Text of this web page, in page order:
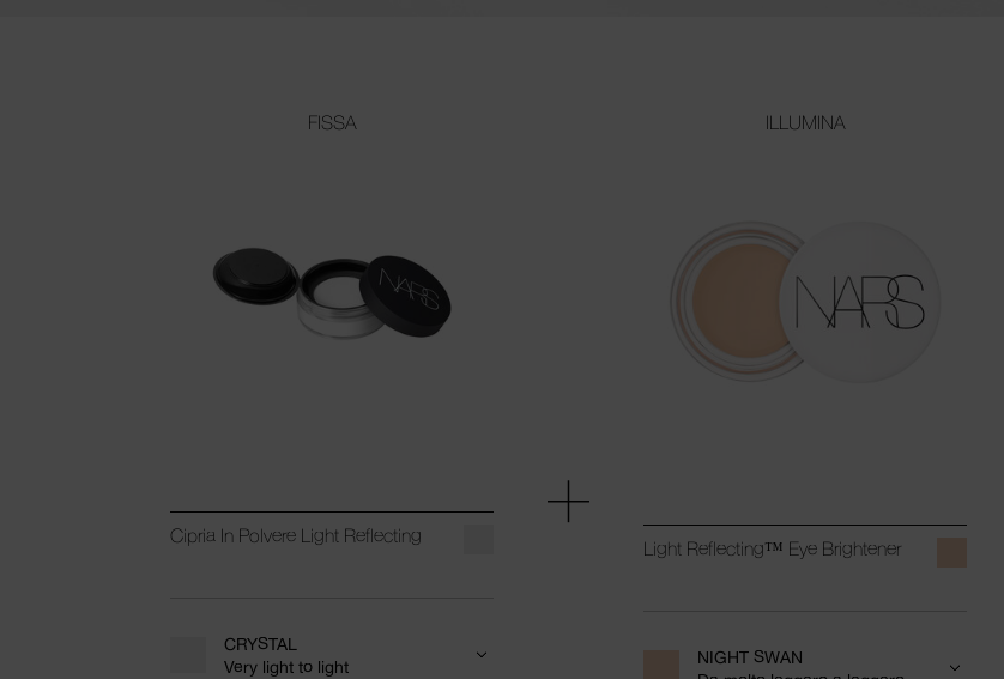
FISSA
Cipria In Polvere Light Reflecting
CRYSTAL
Very light to light
ILLUMINA
Light Reflecting™ Eye Brightener
NIGHT SWAN